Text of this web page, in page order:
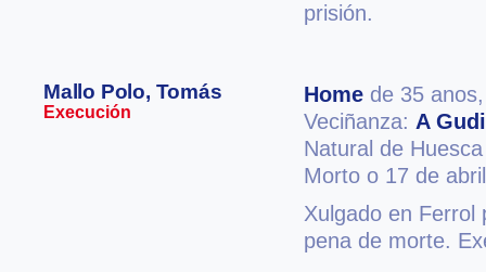
prisión.
Mallo Polo, Tomás
Execución
Home de 35
Veciñanza: A
Natural de Huesca
Morto o 17 de
Xulgado en Ferrol
pena de morte.